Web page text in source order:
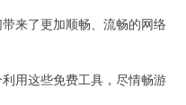
来了更加顺畅、流畅的网络
用这些免费工具，尽情畅游